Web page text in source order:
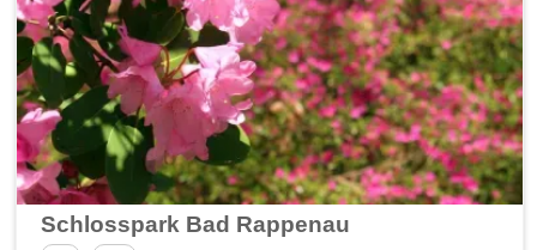
Schlosspark Bad Rappenau